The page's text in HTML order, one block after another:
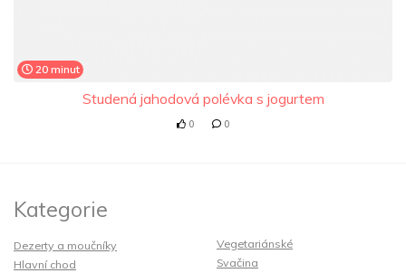
20 minut
Studená jahodová polévka s jogurtem
0 0
Kategorie
Dezerty a moučníky
Hlavní chod
Vegetariánské
Svačina